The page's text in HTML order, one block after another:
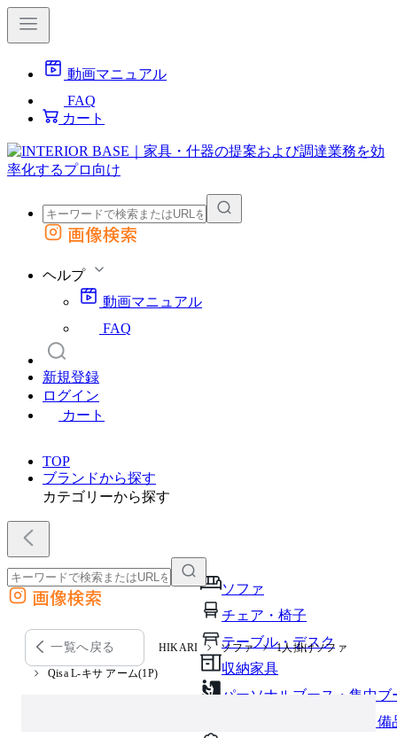
動画マニュアル
FAQ
カート
外部サイトの商品をカートに追加
画像検索
ヘルプ
動画マニュアル
FAQ
新規登録
ログイン
カート
TOP
ブランドから探す
カテゴリーから探す
ソファ
チェア・椅子
テーブル・デスク
収納家具
パーソナルブース・集中ブ
オフィスアクセサリー・備
外部サイトの商品をカートに追加
他のサイトで見つけた商品ページのURLを貼り付けて、カートに追加できます
画像検索
一覧へ戻る HIKARI ソファ 1人掛けソファ
Qisa L-キサ アーム(1P)